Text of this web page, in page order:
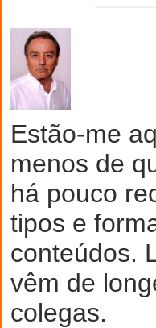
Estão-me
menos de
há pouco
tipos e
conteúdos.
vêm de
colegas.